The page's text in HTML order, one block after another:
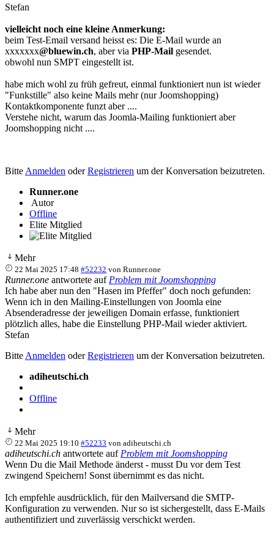
Stefan
vielleicht noch eine kleine Anmerkung:
beim Test-Email versand heisst es: Die E-Mail wurde an
xxxxxxx@bluewin.ch, aber via PHP-Mail gesendet.
obwohl nun SMPT eingestellt ist.
habe mich wohl zu früh gefreut, einmal funktioniert nun ist wieder
"Funkstille" also keine Mails mehr (nur Joomshopping)
Kontaktkomponente funzt aber ....
Verstehe nicht, warum das Joomla-Mailing funktioniert aber
Joomshopping nicht ....
Bitte Anmelden oderRegistrieren um der Konversation beizutreten.
Runner.one
Autor
Offline
Elite Mitglied
Mehr
22 Mai 2025 17:48 #52232 vonRunner.one
Runner.one antwortete auf Problem mit Joomshopping
Ich habe aber nun den "Hasen im Pfeffer" doch noch gefunden:
Wenn ich in den Mailing-Einstellungen von Joomla eine
Absenderadresse der jeweiligen Domain erfasse, funktioniert
plötzlich alles, habe die Einstellung PHP-Mail wieder aktiviert.
Stefan
Bitte Anmelden oderRegistrieren um der Konversation beizutreten.
adiheutschi.ch
Offline
Mehr
22 Mai 2025 19:10 #52233 vonadiheutschi.ch
adiheutschi.ch antwortete auf Problem mit Joomshopping
Wenn Du die Mail Methode änderst - musst Du vor dem Test
zwingend Speichern! Sonst übernimmt es das nicht.
Ich empfehle ausdrücklich, für den Mailversand die SMTP-
Konfiguration zu verwenden. Nur so ist sichergestellt, dass E-Mails
authentifiziert und zuverlässig verschickt werden.